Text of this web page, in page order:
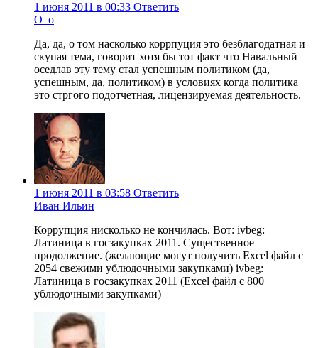
1 июня 2011 в 00:33 Ответить
O_o
Да, да, о том насколько коррпуция это безблагодатная и
скупая тема, говорит хотя бы тот факт что Навальный
оседлав эту тему стал успешным политиком (да,
успешным, да, политиком) в условиях когда политика
это стргого подотчетная, лицензируемая деятельность.
1 июня 2011 в 03:58 Ответить
Иван Ильин
Коррупция нисколько не кончилась. Вот: ivbeg:
Латиница в госзакупках 2011. Существенное
продолжение. (желающие могут получить Excel файл с
2054 свежими ублюдочными закупками) ivbeg:
Латиница в госзакупках 2011 (Excel файл с 800
ублюдочными закупками)